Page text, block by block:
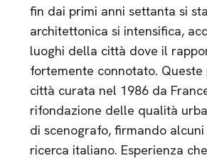
fin dai primi anni settanta si
architettonica si intensifica,
luoghi della città dove il
fortemente connotato.
città curata nel 1986 da
rifondazione delle qualità
di scenografo, firmando
ricerca italiano. Esperienza